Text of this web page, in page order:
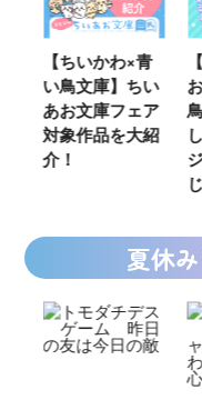
【ちいかわ×青
い鳥文庫】ちい
あお文庫フェア
対象作品を大紹
介！
夏休